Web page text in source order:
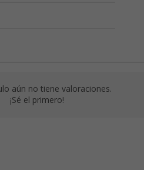
aún no tiene valoraciones.
¡Sé el primero!